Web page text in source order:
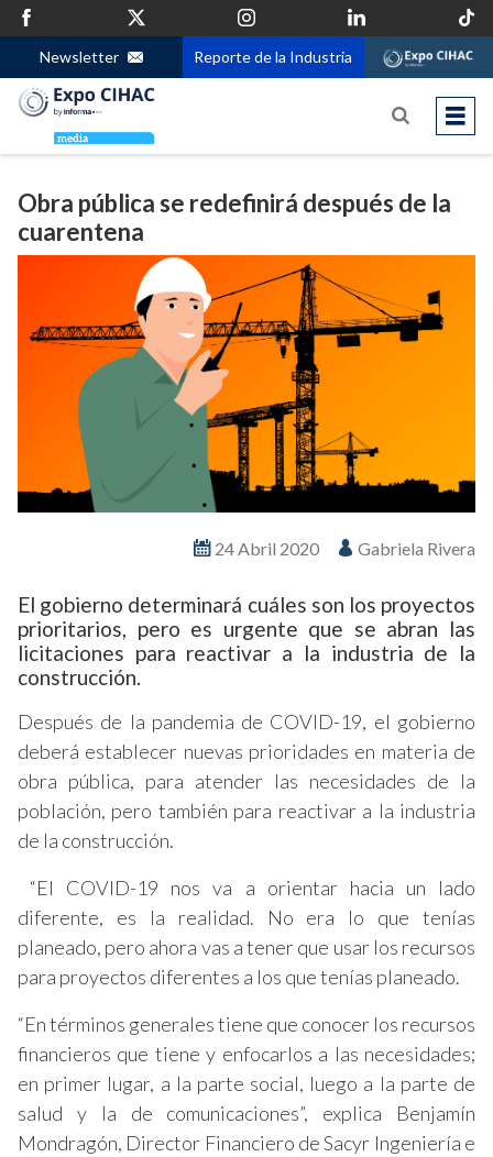
Newsletter Reporte de la Industria
Obra pública se redefinirá después de la
cuarentena
24 Abril 2020 Gabriela Rivera
El gobierno determinará cuáles son los proyectos
prioritarios, pero es urgente que se abran las
licitaciones para reactivar a la industria de la
construcción.
Después de la pandemia de COVID-19, el gobierno
deberá establecer nuevas prioridades en materia de
obra pública, para atender las necesidades de la
población, pero también para reactivar a la industria
de la construcción.
“El COVID-19 nos va a orientar hacia un lado
diferente, es la realidad. No era lo que tenías
planeado, pero ahora vas a tener que usar los recursos
para proyectos diferentes a los que tenías planeado.
“En términos generales tiene que conocer los recursos
financieros que tiene y enfocarlos a las necesidades;
en primer lugar, a la parte social, luego a la parte de
salud y la de comunicaciones”, explica Benjamín
Mondragón, Director Financiero de Sacyr Ingeniería e